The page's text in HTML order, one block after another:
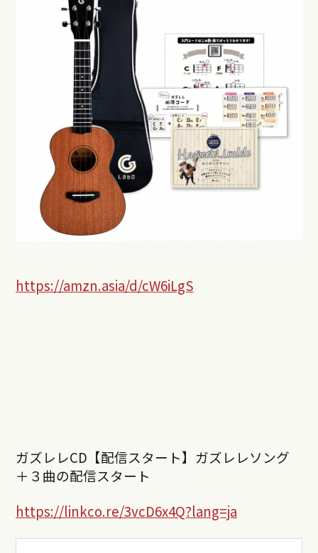
https://amzn.asia/d/cW6iLgS
ガズレレCD【配信スタート】ガズレレソング
＋３曲の配信スタート
https://linkco.re/3vcD6x4Q?lang=ja